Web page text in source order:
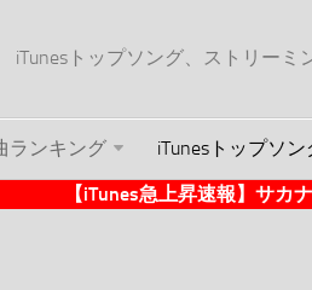
iTunesトップソング、ストリー
ランキング iTunesトップソン
【iTunes急上昇速報】サカ